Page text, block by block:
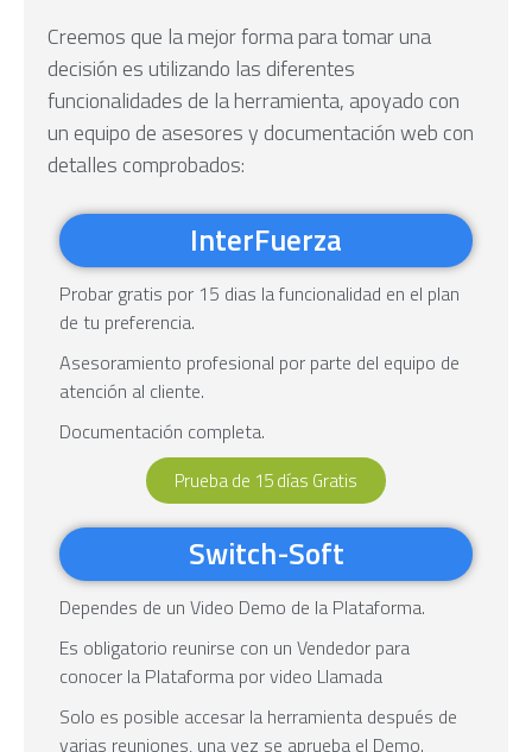
Creemos que la mejor forma para tomar una
decisión es utilizando las diferentes
funcionalidades de la herramienta, apoyado con
un equipo de asesores y documentación web con
detalles comprobados:
InterFuerza
Probar gratis por 15 dias la funcionalidad en el plan
de tu preferencia.
Asesoramiento profesional por parte del equipo de
atención al cliente.
Documentación completa.
Prueba de 15 días Gratis
Switch-Soft
Dependes de un Video Demo de la Plataforma.
Es obligatorio reunirse con un Vendedor para
conocer la Plataforma por video Llamada
Solo es posible accesar la herramienta después de
varias reuniones, una vez se aprueba el Demo.